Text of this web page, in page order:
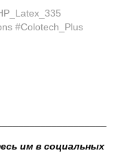
#Сolotech_Plus
им в социальных